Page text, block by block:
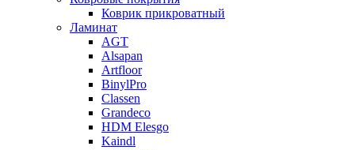
Коврик прикроватный
Ламинат
AGT
Alsapan
Artfloor
BinylPro
Classen
Grandeco
HDM Elesgo
Kaindl